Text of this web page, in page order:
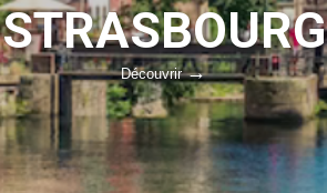
STRASBOURG
Découvrir